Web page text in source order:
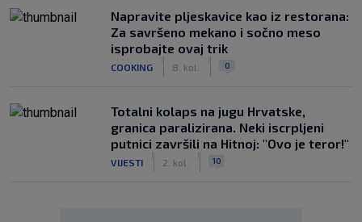
Napravite pljeskavice kao iz restorana:
Za savršeno mekano i sočno meso
isprobajte ovaj trik
COOKING 8. kol. 0
Totalni kolaps na jugu Hrvatske,
granica paralizirana. Neki iscrpljeni
putnici završili na Hitnoj: "Ovo je teror!"
VIJESTI 2. kol. 10